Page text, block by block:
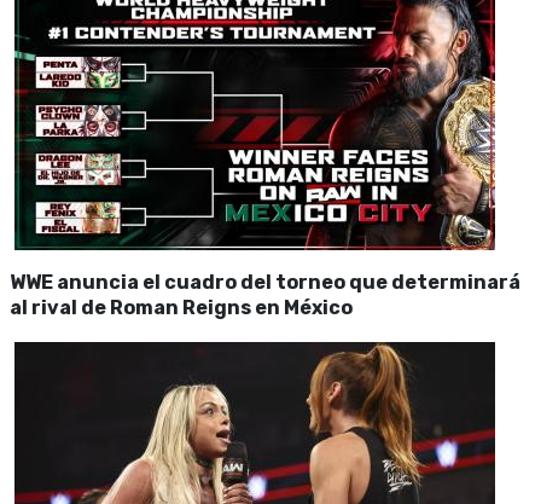
WWE anuncia el cuadro del torneo que determinará
al rival de Roman Reigns en México